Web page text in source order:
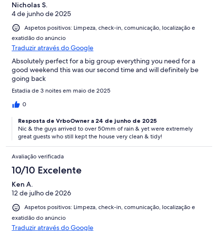
Nicholas S.
4 de junho de 2025
Aspetos positivos: Limpeza, check-in, comunicação, localização e
exatidão do anúncio
Traduzir através do Google
Absolutely perfect for a big group everything you need for a
good weekend this was our second time and will definitely be
going back
Estadia de 3 noites em maio de 2025
0
Resposta de VrboOwner a 24 de junho de 2025
Nic & the guys arrived to over 50mm of rain & yet were extremely
great guests who still kept the house very clean & tidy!
Avaliação verificada
10/10 Excelente
Ken A.
12 de julho de 2026
Aspetos positivos: Limpeza, check-in, comunicação, localização e
exatidão do anúncio
Traduzir através do Google